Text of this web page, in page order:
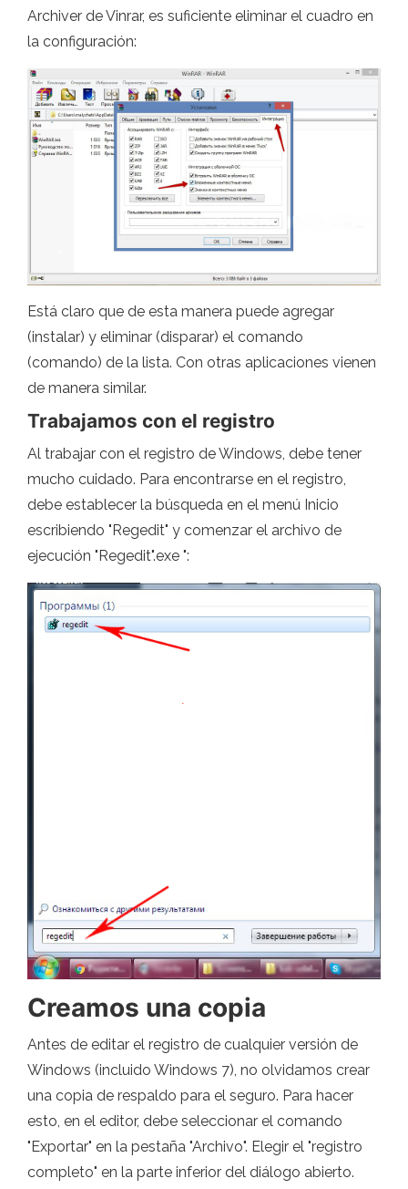
Archiver de Vinrar, es suficiente eliminar el cuadro en
la configuración:
Está claro que de esta manera puede agregar
(instalar) y eliminar (disparar) el comando
(comando) de la lista. Con otras aplicaciones vienen
de manera similar.
Trabajamos con el registro
Al trabajar con el registro de Windows, debe tener
mucho cuidado. Para encontrarse en el registro,
debe establecer la búsqueda en el menú Inicio
escribiendo "Regedit" y comenzar el archivo de
ejecución "Regedit".exe ":
Creamos una copia
Antes de editar el registro de cualquier versión de
Windows (incluido Windows 7), no olvidamos crear
una copia de respaldo para el seguro. Para hacer
esto, en el editor, debe seleccionar el comando
"Exportar" en la pestaña "Archivo". Elegir el "registro
completo" en la parte inferior del diálogo abierto.